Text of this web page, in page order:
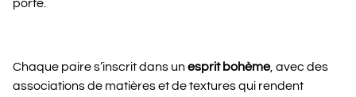
porté.
Chaque paire s’inscrit dans unesprit bohème, avec des
associations de matières et de textures qui rendent